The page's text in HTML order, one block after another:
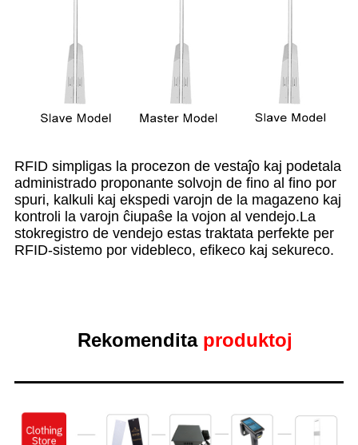
RFID simpligas la procezon de vestaĵo kaj podetala
administrado proponante solvojn de fino al fino por
spuri, kalkuli kaj ekspedi varojn de la magazeno kaj
kontroli la varojn ĉiupaŝe la vojon al vendejo.La
stokregistro de vendejo estas traktata perfekte per
RFID-sistemo por videbleco, efikeco kaj sekureco.
Rekomendita produktoj